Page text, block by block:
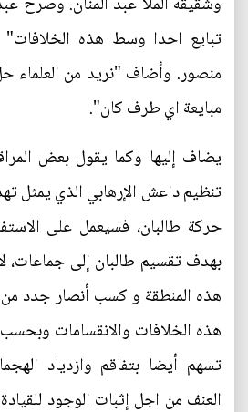
تبايع احدا وسط هذه
منصور. وأضاف "نريد من العلماء
مبايعة اي طرف كان".
يضاف إليها وكما يقول بعض
تنظيم داعش الإرهابي الذي يمثل
حركة طالبان، فسيعمل على
بهدف تقسيم طالبان إلى جماعات،
هذه المنطقة و كسب أنصار جدد
هذه الخلافات والانقسامات
تسهم أيضا بتفاقم وازدياد
العنف من اجل إثبات الوجود